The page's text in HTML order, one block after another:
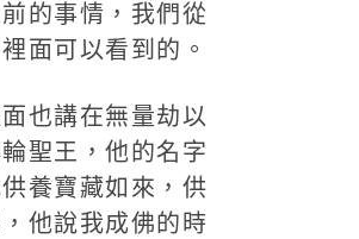
的事情，我們從
面可以看到的。
面也講在無量劫以
聖王，他的名字
養寶藏如來，供
他說我成佛的時